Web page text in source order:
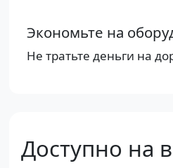
Экономьте на
Не тратьте деньги на
Доступно на